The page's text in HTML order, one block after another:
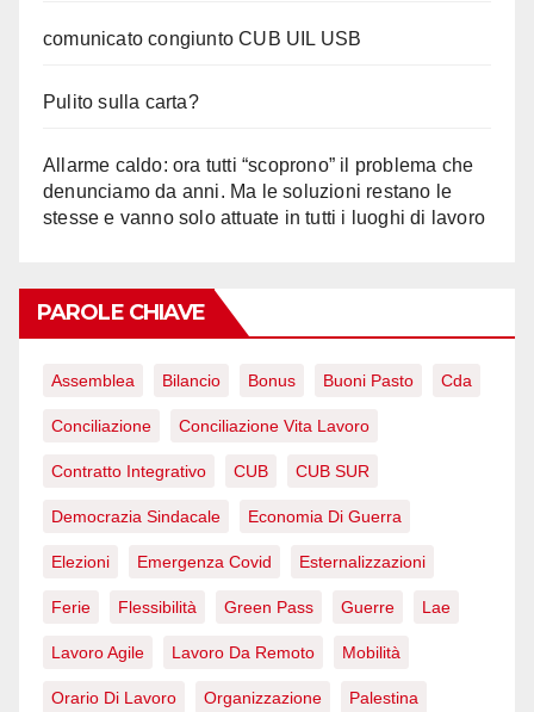
comunicato congiunto CUB UIL USB
Pulito sulla carta?
Allarme caldo: ora tutti “scoprono” il problema che
denunciamo da anni. Ma le soluzioni restano le
stesse e vanno solo attuate in tutti i luoghi di lavoro
PAROLE CHIAVE
Assemblea Bilancio Bonus Buoni Pasto Cda
Conciliazione Conciliazione Vita Lavoro
Contratto Integrativo CUB CUB SUR
Democrazia Sindacale Economia Di Guerra
Elezioni Emergenza Covid Esternalizzazioni
Ferie Flessibilità Green Pass Guerre Lae
Lavoro Agile Lavoro Da Remoto Mobilità
Orario Di Lavoro Organizzazione Palestina